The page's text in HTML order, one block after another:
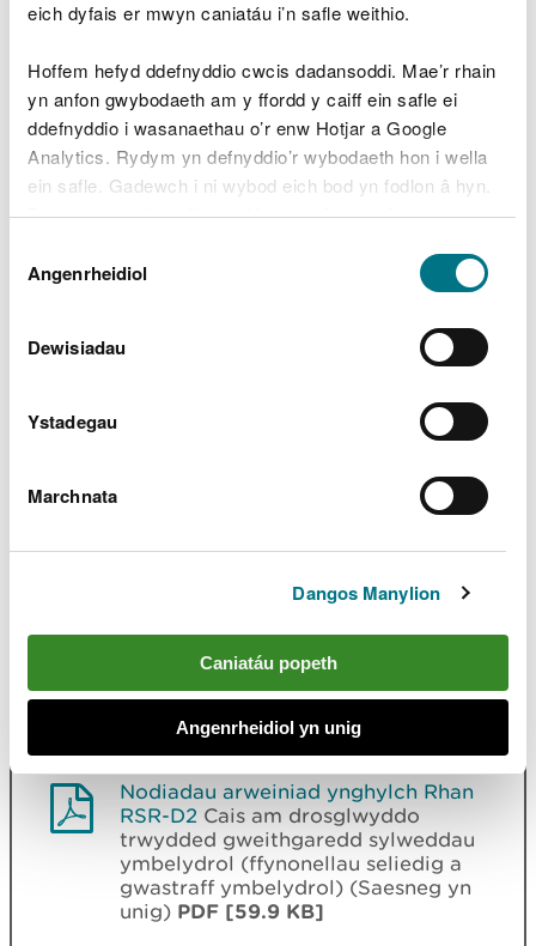
eich dyfais er mwyn caniatáu i’n safle weithio.
Hoffem hefyd ddefnyddio cwcis dadansoddi. Mae’r rhain
yn anfon gwybodaeth am y ffordd y caiff ein safle ei
ddefnyddio i wasanaethau o’r enw Hotjar a Google
Analytics. Rydym yn defnyddio’r wybodaeth hon i wella
ein safle. Gadewch i ni wybod eich bod yn fodlon â hyn.
Byddwn yn defnyddio cwci i gadw eich dewis.
Gellirdarllen mwy am ein cwcis cyn i chi ddewis.
Caniatâd
Angenrheidiol
Dewisiadau
Ystadegau
Marchnata
Dangos Manylion
Caniatáu popeth
Angenrheidiol yn unig
Canolfan Gwasanaethau Cwsmeriaid
Cyfoeth Naturiol Cymru
Adeiladau’r Goron
Parc Cathays
Lawrlwythiadau dogfennau
Cais am drwydded amgylcheddol
RSR-AYnglŷn â chi (Saesneg yn
trwydded gweithgaredd sylweddau
ymbelydrol (ffynonellau seliedig a
gwastraff ymbelydrol) (Saesneg yn
PDF [293.8 KB]
Nodiadau arweiniad ynghylch Rhan
RSR-D2 Cais am drosglwyddo
trwydded gweithgaredd sylweddau
ymbelydrol (ffynonellau seliedig a
gwastraff ymbelydrol) (Saesneg yn
unig) PDF [59.9 KB]